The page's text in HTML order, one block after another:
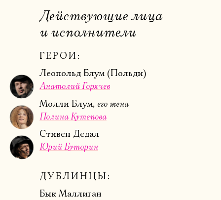
Действующие лица
и исполнители
ГЕРОИ:
Леопольд Блум (Польди)
Анатолий Горячев
Молли Блум, его жена
Полина Кутепова
Стивен Дедал
Юрий Буторин
ДУБЛИНЦЫ:
Бык Маллиган
Электропочта
Ознакомиться